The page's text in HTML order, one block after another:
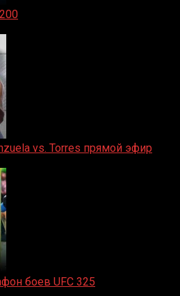
vs. Torres прямой эфир
боев UFC 325